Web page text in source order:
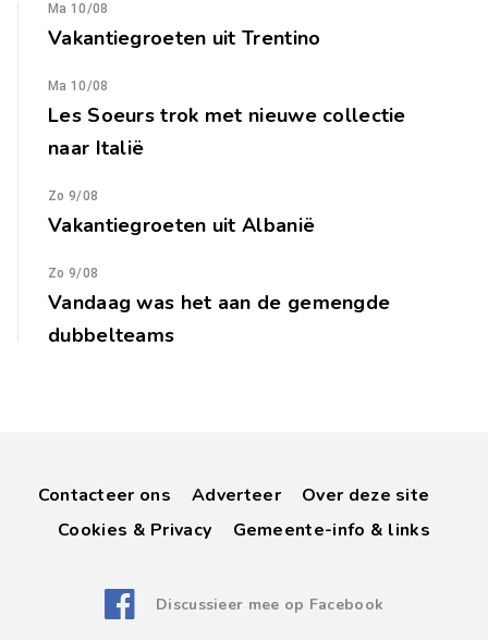
Ma 10/08
Vakantiegroeten uit Trentino
Ma 10/08
Les Soeurs trok met nieuwe collectie
naar Italië
Zo 9/08
Vakantiegroeten uit Albanië
Zo 9/08
Vandaag was het aan de gemengde
dubbelteams
Contacteer ons Adverteer
Over deze site
Cookies & Privacy
Gemeente-info & links
Discussieer mee op Facebook